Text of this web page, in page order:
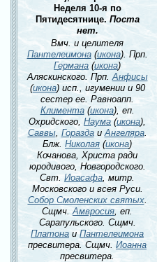
Неделя 10-я по
Пятидесятнице. Поста
нет.
Вмч. и целителя
Пантелеимона(икона). Прп.
Германа (икона)
Аляскинского. Прп.Анфисы
(икона) исп., игумении и 90
сестер ее. Равноапп.
Климента(икона), еп.
Охридского, Наума(икона),
Саввы, ГораздаиАнгеляра.
Блж. Николая (икона)
Кочанова, Христа ради
юродивого, Новгородского.
Свт. Иоасафа, митр.
Московского и всея Руси.
Собор Смоленских святых.
Сщмч.Амвросия, еп.
Сарапульского. Сщмч.
Платона иПантелеимона
пресвитера. Сщмч. Иоанна
пресвитера.